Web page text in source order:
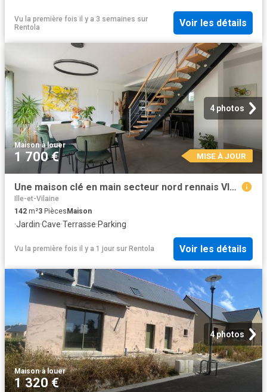
Vu la première fois il y a 3 semaines sur
Rentola
Voir les détails
4 photos
Maison·à louer
1 700 € MISE À JOUR
Une maison clé en main secteur nord rennais VIGNOC
Ille-et-Vilaine
142 m²3 Pièces Maison
·Jardin·Cave·Terrasse·Parking
Vu la première fois il y a 1 jour sur Rentola Voir les détails
4 photos
Maison·à louer
1 320 €